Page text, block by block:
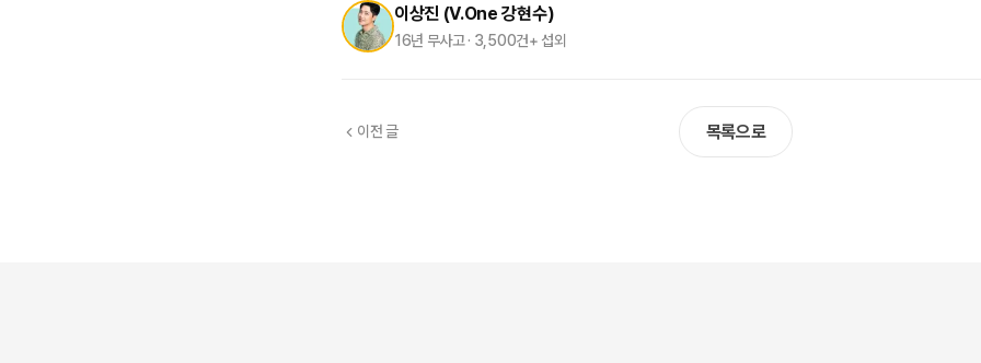
이상진 (V.One 강현수)
16년 무사고 · 3,500건+ 섭외
이전 글 목록으로